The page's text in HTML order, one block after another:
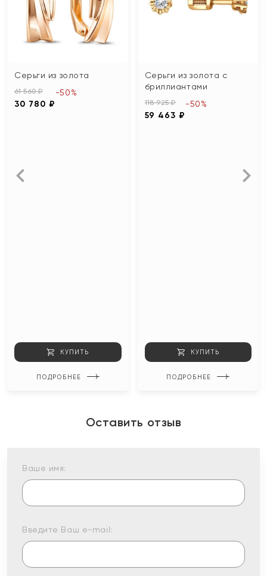
Серьги из золота
61 560 ₽
30 780 ₽
-50%
КУПИТЬ
ПОДРОБНЕЕ
Серьги из золота с
бриллиантами
118 925 ₽
59 463 ₽
-50%
КУПИТЬ
ПОДРОБНЕЕ
Оставить отзыв
Ваше имя:
Введите Ваш e-mail: